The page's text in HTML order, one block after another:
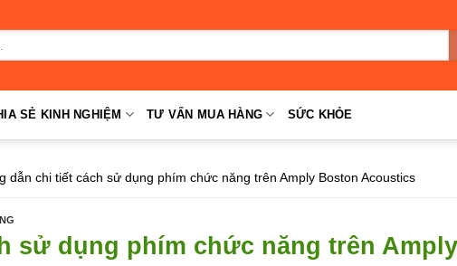
SẺ KINH NGHIỆM TƯ VẤN MUA HÀNG SỨC KHỎE
dẫn chi tiết cách sử dụng phím chức năng trên Amply Boston Acoustics
sử dụng phím chức năng trên Amply